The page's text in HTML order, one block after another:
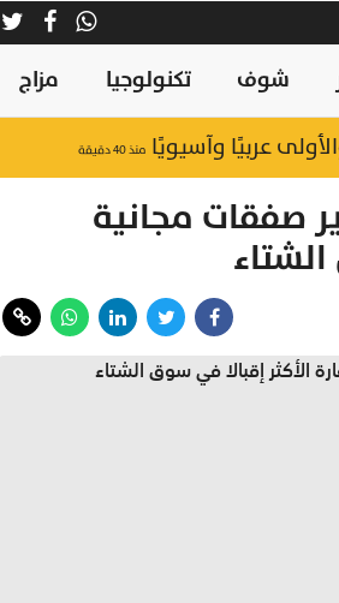
شوف تكنولوجيا مزاج
عربيًا وآسيويًا منذ ٤٠ دقيقة
صفقات مجانية